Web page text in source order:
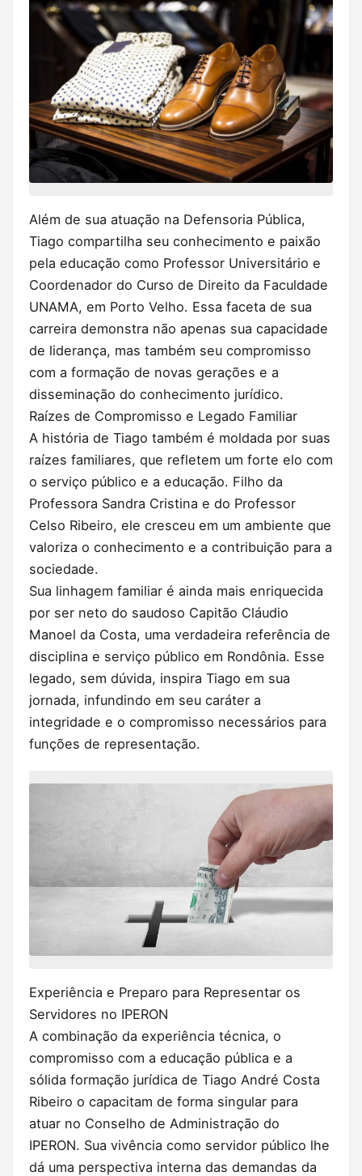
Além de sua atuação na Defensoria Pública,
Tiago compartilha seu conhecimento e paixão
pela educação como Professor Universitário e
Coordenador do Curso de Direito da Faculdade
UNAMA, em Porto Velho. Essa faceta de sua
carreira demonstra não apenas sua capacidade
de liderança, mas também seu compromisso
com a formação de novas gerações e a
disseminação do conhecimento jurídico.
Raízes de Compromisso e Legado Familiar
A história de Tiago também é moldada por suas
raízes familiares, que refletem um forte elo com
o serviço público e a educação. Filho da
Professora Sandra Cristina e do Professor
Celso Ribeiro, ele cresceu em um ambiente que
valoriza o conhecimento e a contribuição para a
sociedade.
Sua linhagem familiar é ainda mais enriquecida
por ser neto do saudoso Capitão Cláudio
Manoel da Costa, uma verdadeira referência de
disciplina e serviço público em Rondônia. Esse
legado, sem dúvida, inspira Tiago em sua
jornada, infundindo em seu caráter a
integridade e o compromisso necessários para
funções de representação.
Experiência e Preparo para Representar os
Servidores no IPERON
A combinação da experiência técnica, o
compromisso com a educação pública e a
sólida formação jurídica de Tiago André Costa
Ribeiro o capacitam de forma singular para
atuar no Conselho de Administração do
IPERON. Sua vivência como servidor público lhe
dá uma perspectiva interna das demandas da